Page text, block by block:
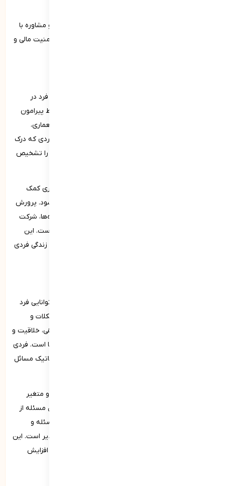
افزایش سواد مالی از طریق آموزش، مطالعه منابع معتبر و مشاوره با
متخصصان مالی امکان‌پذیر است. این مهارت‌ها به بهبود امنیت مالی و
درک زیبایی نیز از شایستگی‌های فردی است که به توانایی فرد در
شناخت، ارزیابی و لذت بردن از زیبایی‌های موجود در محیط پیرامون
خود اشاره دارد. این مهارت شامل تقدیر از هنر، طبیعت، معماری،
موسیقی و سایر جلوه‌های زیبایی در زندگی روزمره است. فردی که درک
زیبایی بالایی دارد، قادر است جزئیات و ظرافت‌های مختلف را تشخیص
این توانایی به افزایش احساس رضایت، خلاقیت و الهام‌گیری کمک
می‌کند و می‌تواند به بهبود سلامت روانی و عاطفی منجر شود. پرورش
درک زیبایی از طریق تجربه‌های متنوع مانند بازدید از موزه‌ها، شرکت
در فعالیت‌های هنری و تماشای مناظر طبیعی امکان‌پذیر است. این
مهارت همچنین به تقویت حس قدردانی و مثبت‌نگری در زندگی فردی
یکی دیگر از شایستگی­‌های فردی، حل مسئله است که به توانایی فرد
در شناسایی، تحلیل و پیدا کردن راه‌حل‌های مؤثر برای مشکلات و
چالش‌های مختلف اشاره دارد. این مهارت شامل تفکر منطقی، خلاقیت و
توانایی بررسی گزینه‌های مختلف و ارزیابی پیامدهای آن‌ها است. فردی
که مهارت حل مسئله بالایی دارد، می‌تواند به طور سیستماتیک مسائل
این توانایی به افراد کمک می‌کند تا در محیط‌های پیچیده و متغیر
موفق باشند و تصمیمات بهتری بگیرند. پرورش مهارت حل مسئله از
طریق تمرین‌های ذهنی، مطالعه روش‌های مختلف حل مسئله و
مشارکت در پروژه‌های گروهی و چالش‌های واقعی امکان‌پذیر است. این
مهارت به بهبود عملکرد فرد در زندگی شخصی و حرفه‌ای و افزایش